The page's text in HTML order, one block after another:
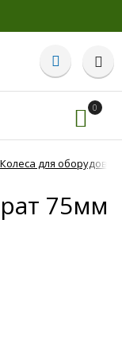
0
Колеса для
75мм